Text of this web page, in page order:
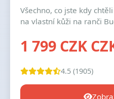
Všechno, co jste kdy
na vlastní kůži na ranči
1 799 CZK
4.5 (1905)